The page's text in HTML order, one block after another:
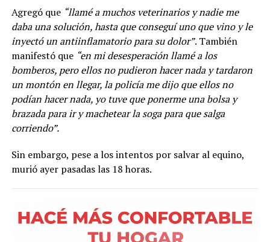
Agregó que “llamé a muchos veterinarios y nadie me
daba una solución, hasta que conseguí uno que vino y le
inyectó un antiinflamatorio para su dolor”. También
manifestó que “en mi desesperación llamé a los
bomberos, pero ellos no pudieron hacer nada y tardaron
un montón en llegar, la policía me dijo que ellos no
podían hacer nada, yo tuve que ponerme una bolsa y
brazada para ir y machetear la soga para que salga
corriendo”.
Sin embargo, pese a los intentos por salvar al equino,
murió ayer pasadas las 18 horas.